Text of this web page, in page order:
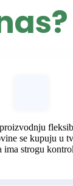
se kupuju u
ima strogu